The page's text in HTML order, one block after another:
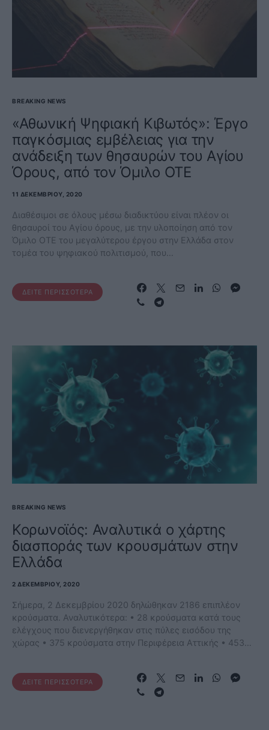
BREAKING NEWS
«Αθωνική Ψηφιακή Κιβωτός»: Έργο
παγκόσμιας εμβέλειας για την
ανάδειξη των θησαυρών του Αγίου
Όρους, από τον Όμιλο ΟΤΕ
11 ΔΕΚΕΜΒΡΊΟΥ, 2020
Διαθέσιμοι σε όλους μέσω διαδικτύου είναι πλέον οι
θησαυροί του Αγίου όρους, με την υλοποίηση από τον
Όμιλο ΟΤΕ του μεγαλύτερου έργου στην Ελλάδα στον
τομέα του ψηφιακού πολιτισμού, που…
ΔΕΊΤΕ ΠΕΡΙΣΣΌΤΕΡΑ
BREAKING NEWS
Κορωνοϊός: Αναλυτικά ο χάρτης
διασποράς των κρουσμάτων στην
Ελλάδα
2 ΔΕΚΕΜΒΡΊΟΥ, 2020
Σήμερα, 2 Δεκεμβρίου 2020 δηλώθηκαν 2186 επιπλέον
κρούσματα. Αναλυτικότερα: • 28 κρούσματα κατά τους
ελέγχους που διενεργήθηκαν στις πύλες εισόδου της
χώρας • 375 κρούσματα στην Περιφέρεια Αττικής • 453…
ΔΕΊΤΕ ΠΕΡΙΣΣΌΤΕΡΑ